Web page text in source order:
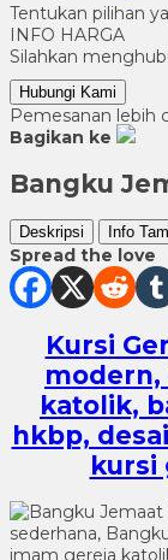
Tentukan pilihan
INFO HARGA
Silahkan
Hubungi Kami
Pemesanan lebih
Bagikan ke
Bangku
Deskripsi Info
Spread the love
Kursi
modern,
katolik,
hkbp,
kursi